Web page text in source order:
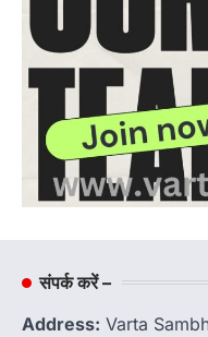
संपर्क करें –
Address: Varta